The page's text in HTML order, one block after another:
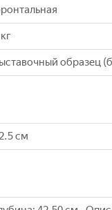
образец
см